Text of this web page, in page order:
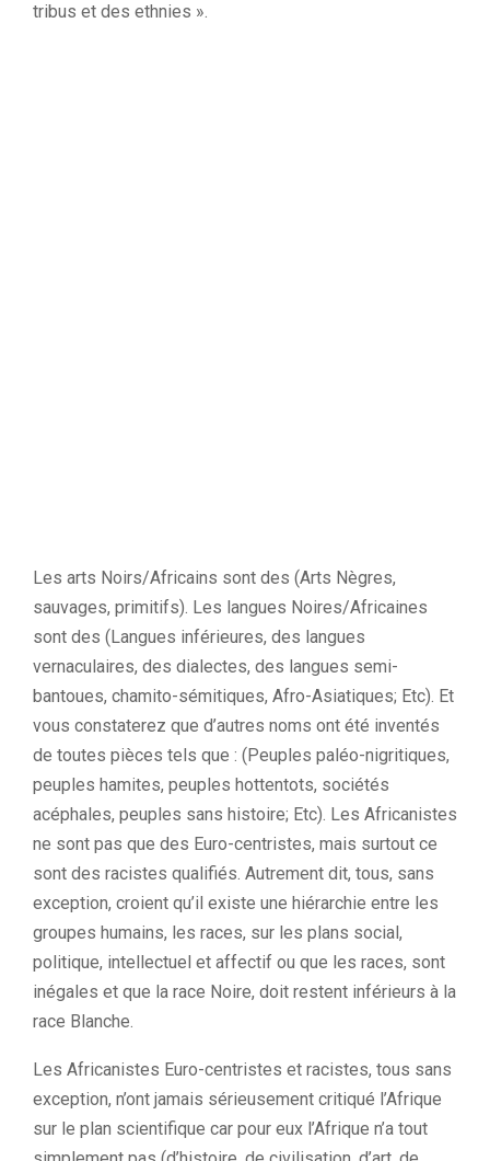
tribus et des ethnies ».
Les arts Noirs/Africains sont des (Arts Nègres,
sauvages, primitifs). Les langues Noires/Africaines
sont des (Langues inférieures, des langues
vernaculaires, des dialectes, des langues semi-
bantoues, chamito-sémitiques, Afro-Asiatiques; Etc). Et
vous constaterez que d’autres noms ont été inventés
de toutes pièces tels que : (Peuples paléo-nigritiques,
peuples hamites, peuples hottentots, sociétés
acéphales, peuples sans histoire; Etc). Les Africanistes
ne sont pas que des Euro-centristes, mais surtout ce
sont des racistes qualifiés. Autrement dit, tous, sans
exception, croient qu’il existe une hiérarchie entre les
groupes humains, les races, sur les plans social,
politique, intellectuel et affectif ou que les races, sont
inégales et que la race Noire, doit restent inférieurs à la
race Blanche.
Les Africanistes Euro-centristes et racistes, tous sans
exception, n’ont jamais sérieusement critiqué l’Afrique
sur le plan scientifique car pour eux l’Afrique n’a tout